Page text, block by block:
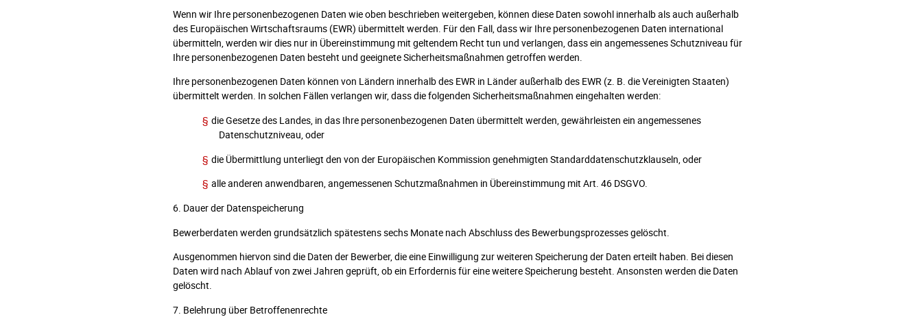
Wenn wir Ihre personenbezogenen Daten wie oben beschrieben weitergeben, können diese Daten sowohl innerhalb als auch außerhalb
des Europäischen Wirtschaftsraums (EWR) übermittelt werden. Für den Fall, dass wir Ihre personenbezogenen Daten international
übermitteln, werden wir dies nur in Übereinstimmung mit geltendem Recht tun und verlangen, dass ein angemessenes Schutzniveau für
Ihre personenbezogenen Daten besteht und geeignete Sicherheitsmaßnahmen getroffen werden.
Ihre personenbezogenen Daten können von Ländern innerhalb des EWR in Länder außerhalb des EWR (z. B. die Vereinigten Staaten)
übermittelt werden. In solchen Fällen verlangen wir, dass die folgenden Sicherheitsmaßnahmen eingehalten werden:
§ die Gesetze des Landes, in das Ihre personenbezogenen Daten übermittelt werden, gewährleisten ein angemessenes
Datenschutzniveau, oder
§ die Übermittlung unterliegt den von der Europäischen Kommission genehmigten Standarddatenschutzklauseln, oder
§ alle anderen anwendbaren, angemessenen Schutzmaßnahmen in Übereinstimmung mit Art. 46 DSGVO.
6. Dauer der Datenspeicherung
Bewerberdaten werden grundsätzlich spätestens sechs Monate nach Abschluss des Bewerbungsprozesses gelöscht.
Ausgenommen hiervon sind die Daten der Bewerber, die eine Einwilligung zur weiteren Speicherung der Daten erteilt haben. Bei diesen
Daten wird nach Ablauf von zwei Jahren geprüft, ob ein Erfordernis für eine weitere Speicherung besteht. Ansonsten werden die Daten
gelöscht.
7. Belehrung über Betroffenenrechte